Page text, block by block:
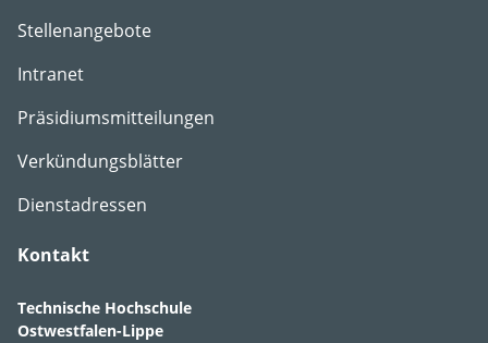
Stellenangebote
Intranet
Präsidiumsmitteilungen
Verkündungsblätter
Dienstadressen
Kontakt
Technische Hochschule
Ostwestfalen-Lippe